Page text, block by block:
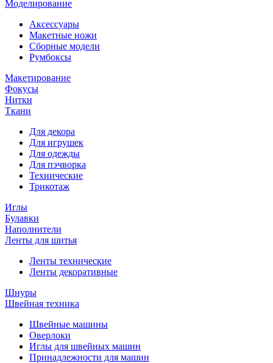
Моделирование
Аксессуары
Макетные ножи
Сборные модели
Румбоксы
Макетирование
Фокусы
Нитки
Ткани
Для декора
Для игрушек
Для одежды
Для пэчворка
Технические
Трикотаж
Иглы
Булавки
Наполнители
Ленты для шитья
Ленты технические
Ленты декоративные
Шнуры
Швейная техника
Швейные машины
Оверлоки
Иглы для швейных машин
Принадлежности для машин